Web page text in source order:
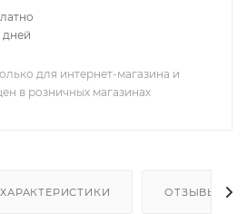
дней
для интернет-магазина и
в розничных магазинах
ХАРАКТЕРИСТИКИ ОТЗЫВЫ